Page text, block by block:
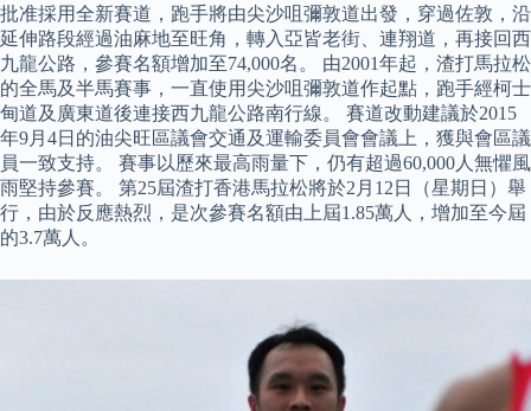
批准採用全新賽道，跑手將由尖沙咀彌敦道出發，穿過佐敦，沿
延伸路段經過油麻地至旺角，轉入亞皆老街、連翔道，再接回西
九龍公路，參賽名額增加至74,000名。 由2001年起，渣打馬拉松
的全馬及半馬賽事，一直使用尖沙咀彌敦道作起點，跑手經柯士
甸道及廣東道後連接西九龍公路南行線。 賽道改動建議於2015
年9月4日的油尖旺區議會交通及運輸委員會會議上，獲與會區議
員一致支持。 賽事以歷來最高雨量下，仍有超過60,000人無懼風
雨堅持參賽。 第25屆渣打香港馬拉松將於2月12日（星期日）舉
行，由於反應熱烈，是次參賽名額由上屆1.85萬人，增加至今屆
的3.7萬人。